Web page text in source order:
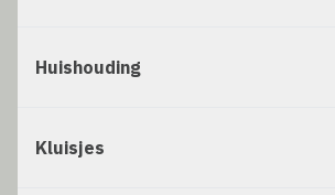
Huishouding
Kluisjes